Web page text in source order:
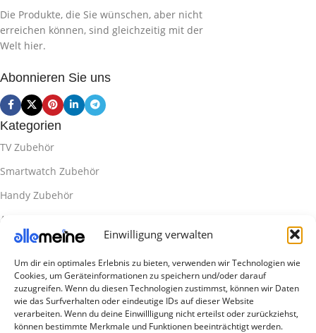
Einwilligung verwalten
Um dir ein optimales Erlebnis zu bieten, verwenden wir Technologien wie
Cookies, um Geräteinformationen zu speichern und/oder darauf
zuzugreifen. Wenn du diesen Technologien zustimmst, können wir Daten
wie das Surfverhalten oder eindeutige IDs auf dieser Website
verarbeiten. Wenn du deine Einwillligung nicht erteilst oder zurückziehst,
können bestimmte Merkmale und Funktionen beeinträchtigt werden.
Die Produkte, die Sie wünschen, aber nicht
erreichen können, sind gleichzeitig mit der
Welt hier.
Abonnieren Sie uns
Kategorien
TV Zubehör
Smartwatch Zubehör
Handy Zubehör
Airpod Zubehör
Gamingsachen
Useful Links
Aktionen
Blog